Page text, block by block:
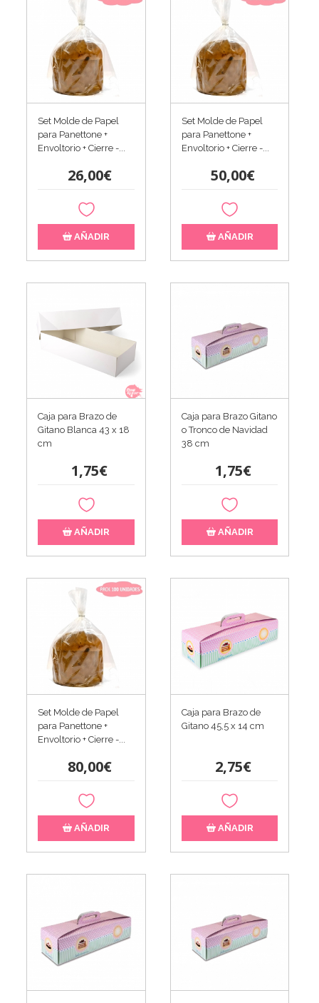
Set Molde de Papel
para Panettone +
Envoltorio + Cierre -...
26,00€
AÑADIR
Set Molde de Papel
para Panettone +
Envoltorio + Cierre -...
50,00€
AÑADIR
Caja para Brazo de
Gitano Blanca 43 x 18
cm
1,75€
AÑADIR
Caja para Brazo Gitano
o Tronco de Navidad
38 cm
1,75€
AÑADIR
Set Molde de Papel
para Panettone +
Envoltorio + Cierre -...
80,00€
AÑADIR
Caja para Brazo de
Gitano 45,5 x 14 cm
2,75€
AÑADIR